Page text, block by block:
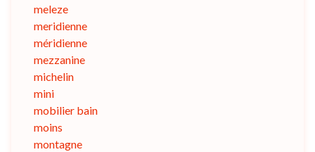
meleze
meridienne
méridienne
mezzanine
michelin
mini
mobilier bain
moins
montagne